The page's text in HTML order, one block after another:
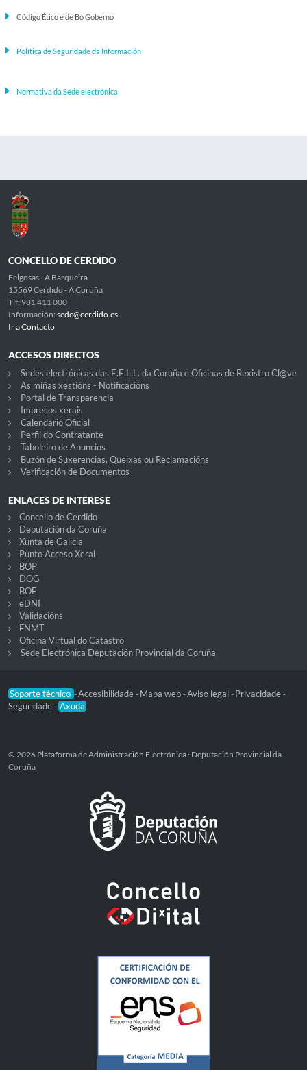
Código Ético e de Bo Goberno
Política de Seguridade da Información
Normativa da Sede electrónica
CONCELLO DE CERDIDO
Felgosas - A Barqueira
15569 Cerdido - A Coruña
Tlf: 981 411 000
Información: sede@cerdido.es
Ir a Contacto
ACCESOS DIRECTOS
Sedes electrónicas das E.E.L.L. da Coruña e Oficinas de Rexistro Cl@ve
As miñas xestións - Notificacións
Portal de Transparencia
Impresos xerais
Calendario Oficial
Perfil do Contratante
Taboleiro de Anuncios
Buzón de Suxerencias, Queixas ou Reclamacións
Verificación de Documentos
ENLACES DE INTERESE
Concello de Cerdido
Deputación da Coruña
Xunta de Galicia
Punto Acceso Xeral
BOP
DOG
BOE
eDNI
Validacións
FNMT
Oficina Virtual do Catastro
Sede Electrónica Deputación Provincial da Coruña
Soporte técnico -Accesibilidade - Mapa web -Aviso legal - Privacidade -
Seguridade - Axuda
© 2026 Plataforma de Administración Electrónica · Deputación Provincial da
Coruña